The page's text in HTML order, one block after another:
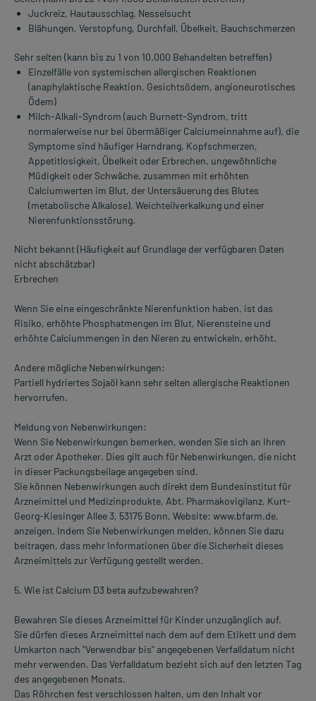
Juckreiz, Hautausschlag, Nesselsucht
Blähungen, Verstopfung, Durchfall, Übelkeit, Bauchschmerzen
Sehr selten (kann bis zu 1 von 10.000 Behandelten betreffen)
Einzelfälle von systemischen allergischen Reaktionen
(anaphylaktische Reaktion, Gesichtsödem, angioneurotisches
Ödem)
Milch-Alkali-Syndrom (auch Burnett-Syndrom, tritt
normalerweise nur bei übermäßiger Calciumeinnahme auf), die
Symptome sind häufiger Harndrang, Kopfschmerzen,
Appetitlosigkeit, Übelkeit oder Erbrechen, ungewöhnliche
Müdigkeit oder Schwäche, zusammen mit erhöhten
Calciumwerten im Blut, der Untersäuerung des Blutes
(metabolische Alkalose), Weichteilverkalkung und einer
Nierenfunktionsstörung.
Nicht bekannt (Häufigkeit auf Grundlage der verfügbaren Daten
nicht abschätzbar)
Erbrechen
Wenn Sie eine eingeschränkte Nierenfunktion haben, ist das
Risiko, erhöhte Phosphatmengen im Blut, Nierensteine und
erhöhte Calciummengen in den Nieren zu entwickeln, erhöht.
Andere mögliche Nebenwirkungen:
Partiell hydriertes Sojaöl kann sehr selten allergische Reaktionen
hervorrufen.
Meldung von Nebenwirkungen:
Wenn Sie Nebenwirkungen bemerken, wenden Sie sich an Ihren
Arzt oder Apotheker. Dies gilt auch für Nebenwirkungen, die nicht
in dieser Packungsbeilage angegeben sind.
Sie können Nebenwirkungen auch direkt dem Bundesinstitut für
Arzneimittel und Medizinprodukte, Abt. Pharmakovigilanz, Kurt-
Georg-Kiesinger Allee 3, 53175 Bonn, Website: www.bfarm.de,
anzeigen. Indem Sie Nebenwirkungen melden, können Sie dazu
beitragen, dass mehr Informationen über die Sicherheit dieses
Arzneimittels zur Verfügung gestellt werden.
5. Wie ist Calcium D3 beta aufzubewahren?
Bewahren Sie dieses Arzneimittel für Kinder unzugänglich auf.
Sie dürfen dieses Arzneimittel nach dem auf dem Etikett und dem
Umkarton nach "Verwendbar bis" angegebenen Verfalldatum nicht
mehr verwenden. Das Verfalldatum bezieht sich auf den letzten Tag
des angegebenen Monats.
Das Röhrchen fest verschlossen halten, um den Inhalt vor